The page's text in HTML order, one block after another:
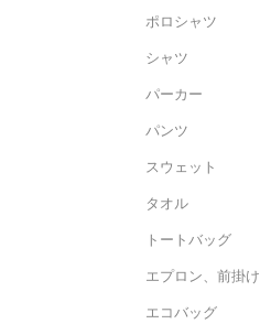
ポロシャツ
シャツ
パーカー
パンツ
スウェット
タオル
トートバッグ
エプロン、前掛け
エコバッグ